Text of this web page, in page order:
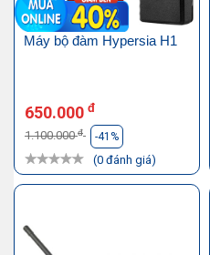
Máy bộ đàm Hypersia H1
650.000 đ
1.100.000đ -41%
(0 đánh giá)